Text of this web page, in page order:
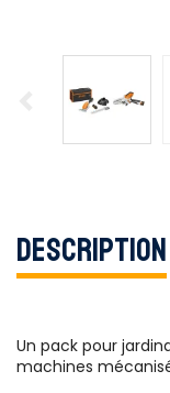
Description
Un pack pour
machines